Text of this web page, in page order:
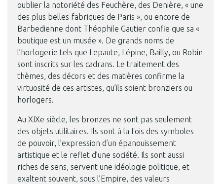
oublier la notoriété des Feuchère, des Denière, « une
des plus belles fabriques de Paris », ou encore de
Barbedienne dont Théophile Gautier confie que sa «
boutique est un musée ». De grands noms de
l’horlogerie tels que Lepaute, Lépine, Bailly, ou Robin
sont inscrits sur les cadrans. Le traitement des
thèmes, des décors et des matières confirme la
virtuosité de ces artistes, qu’ils soient bronziers ou
horlogers.
Au XIXe siècle, les bronzes ne sont pas seulement
des objets utilitaires. Ils sont à la fois des symboles
de pouvoir, l’expression d’un épanouissement
artistique et le reflet d’une société. Ils sont aussi
riches de sens, servent une idéologie politique, et
exaltent souvent, sous l’Empire, des valeurs